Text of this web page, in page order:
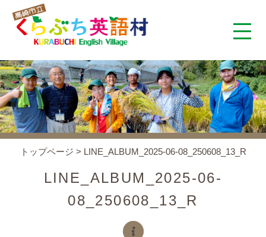
くらぶち英語村とは
コンセプト
アクセス
スタッフ紹介
トップページ > LINE_ALBUM_2025-06-08_250608_13_R
LINE_ALBUM_2025-06-
08_250608_13_R